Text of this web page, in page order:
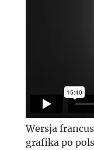
Wersja
grafika po